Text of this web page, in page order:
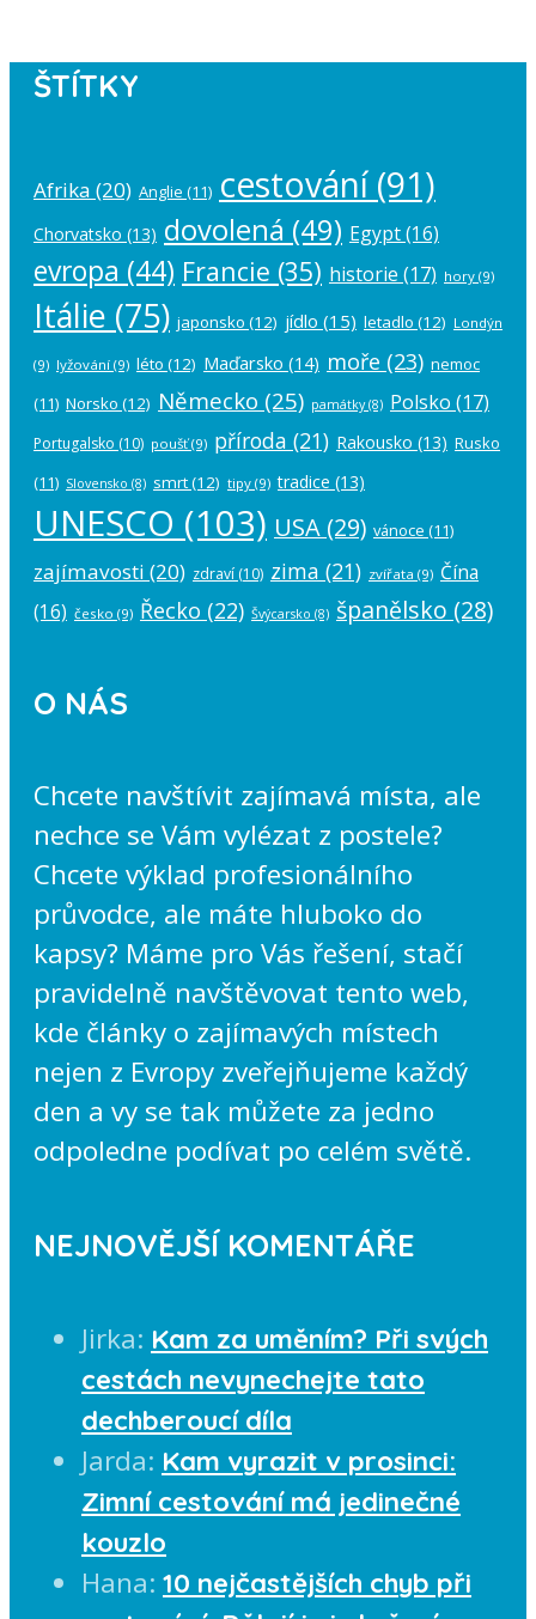
ŠTÍTKY
Afrika (20) Anglie (11) cestování(91)
Chorvatsko (13) dovolená (49) Egypt(16)
evropa (44) Francie (35) historie (17) hory (9)
Itálie (75) japonsko (12) jídlo (15) letadlo (12) Londýn
(9) lyžování (9) léto (12) Maďarsko (14) moře (23) nemoc
(11) Norsko (12) Německo (25) památky(8) Polsko (17)
Portugalsko (10) poušť(9) příroda (21) Rakousko (13) Rusko
(11) Slovensko (8) smrt(12) tipy (9) tradice (13)
UNESCO (103) USA (29) vánoce (11)
zajímavosti (20) zdraví (10) zima (21) zvířata (9) Čína
(16) česko (9) Řecko (22) Švýcarsko (8) španělsko (28)
O NÁS
Chcete navštívit zajímavá místa, ale
nechce se Vám vylézat z postele?
Chcete výklad profesionálního
průvodce, ale máte hluboko do
kapsy? Máme pro Vás řešení, stačí
pravidelně navštěvovat tento web,
kde články o zajímavých místech
nejen z Evropy zveřejňujeme každý
den a vy se tak můžete za jedno
odpoledne podívat po celém světě.
NEJNOVĚJŠÍ KOMENTÁŘE
Jirka: Kam za uměním? Při svých
cestách nevynechejte tato
dechberoucí díla
Jarda: Kam vyrazit v prosinci:
Zimní cestování má jedinečné
kouzlo
Hana: 10 nejčastějších chyb při